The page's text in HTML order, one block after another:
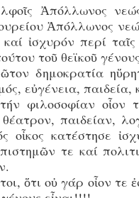
Ἀπόλλωνος
Ἀπόλλωνος
ἰσχυρόν περί
τοῦ θεϊκοῦ
δημοκρατία
εὐγένεια,
φιλοσοφίαν οἶον
παιδείαν,
οἶκος κατέστησε
τε καί
ὅτι οὐ γάρ οἶον τε